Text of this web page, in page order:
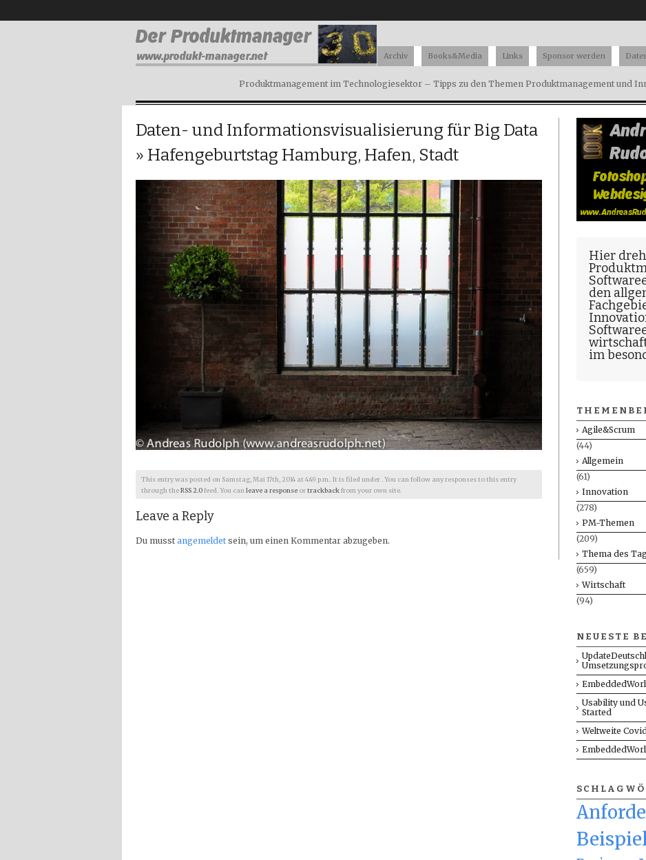
Produktmanagement im Technologiesektor – Tipps zu den Themen Produktmanagement und
Archiv Books&Media Links Sponsor werden
Daten- und Informationsvisualisierung für Big Data
» Hafengeburtstag Hamburg, Hafen, Stadt
This entry was posted on Samstag, Mai 17th, 2014 at 4:49 p.m.. It is filed under . You can follow any responses to this entry
through theRSS 2.0feed. You can leave a response ortrackbackfrom your own site.
Leave a Reply
Du musstangemeldetsein, um einen Kommentar abzugeben.
Hier
den
im
Agile&Scrum
(44)
Allgemein
(61)
Innovation
(278)
PM-Themen
(209)
Thema des
(659)
Wirtschaft
(94)
NEUESTE
Usability und
Started
Weltweite